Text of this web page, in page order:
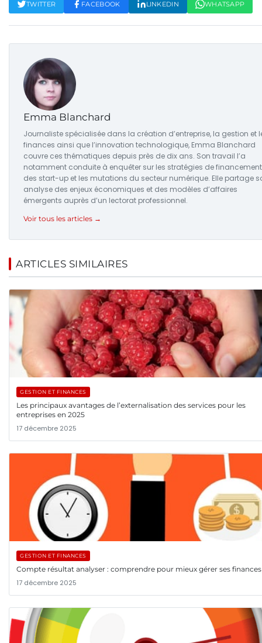
TWITTER FACEBOOK LINKEDIN WHATSAPP
Emma Blanchard
Journaliste spécialisée dans la création d’entreprise, la gestion et
finances ainsi que l’innovation technologique, Emma Blanchard
couvre ces thématiques depuis près de dix ans. Son travail l’a
notamment conduite à enquêter sur les stratégies de financement
des start-up et les mutations du secteur numérique. Elle partage
analyse des enjeux économiques et des modèles d’affaires
émergents auprès d’un lectorat professionnel.
Voir tous les articles →
ARTICLES SIMILAIRES
GESTION ET FINANCES
Les principaux avantages de l’externalisation des services pour les
entreprises en 2025
17 décembre 2025
GESTION ET FINANCES
Compte résultat analyser : comprendre pour mieux gérer ses finances
17 décembre 2025